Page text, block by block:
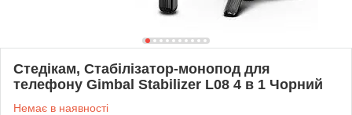
Стедікам, Стабілізатор-монопод для
телефону Gimbal Stabilizer L08 4 в 1 Чорний
Немає в наявності